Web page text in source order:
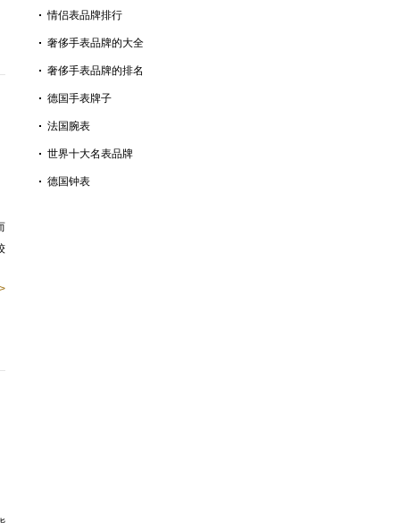
情侣表品牌排行
奢侈手表品牌的大全
奢侈手表品牌的排名
德国手表牌子
法国腕表
世界十大名表品牌
德国钟表